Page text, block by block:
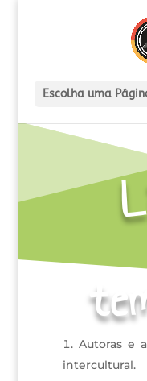
Escolha uma
Autoras e
intercultural.